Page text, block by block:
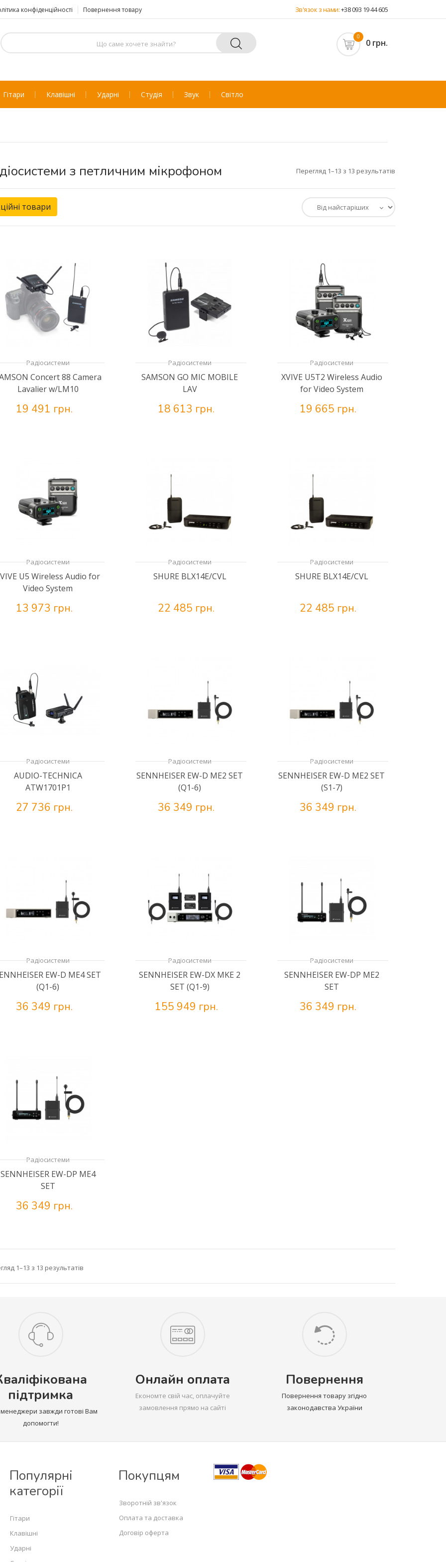
конфіденційності Повернення товару Зв'язок з нами:+38 093 19 44 605
0
0 грн.
Гітари Клавішні Ударні Студія Звук Світло
з петличним мікрофоном Перегляд 1–13 з 13 результатів
товари
Радіосистеми
Concert 88 Camera
Lavalier w/LM10
19 491 грн.
Радіосистеми
SAMSON GO MIC MOBILE
LAV
18 613 грн.
Радіосистеми
XVIVE U5T2 Wireless Audio
for Video System
19 665 грн.
Радіосистеми
U5 Wireless Audio for
Video System
13 973 грн.
Радіосистеми
SHURE BLX14E/CVL
22 485 грн.
Радіосистеми
SHURE BLX14E/CVL
22 485 грн.
Радіосистеми
AUDIO-TECHNICA
ATW1701P1
27 736 грн.
Радіосистеми
SENNHEISER EW-D ME2 SET
(Q1-6)
36 349 грн.
Радіосистеми
SENNHEISER EW-D ME2 SET
(S1-7)
36 349 грн.
Радіосистеми
EW-D ME4 SET
(Q1-6)
36 349 грн.
Радіосистеми
SENNHEISER EW-DX MKE 2
SET (Q1-9)
155 949 грн.
Радіосистеми
SENNHEISER EW-DP ME2
SET
36 349 грн.
Радіосистеми
SENNHEISER EW-DP ME4
SET
36 349 грн.
1–13 з 13 результатів
підтримка
завжди готові Вам
допомогти!
Онлайн оплата
Економте свій час, оплачуйте
замовлення прямо на сайті
Повернення
Повернення товару згідно
законодавства України
Популярні
категорії
Гітари
Клавішні
Ударні
Покупцям
Зворотній зв'язок
Оплата та доставка
Договір оферта